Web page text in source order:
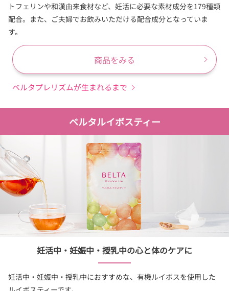
トフェリンや和漢由来食材など、妊活に必要な素材成分を179種類
配合。また、ご夫婦でお飲みいただける配合成分となっていま
す。
商品をみる
ベルタプレリズムが生まれるまで
ベルタルイボスティー
妊活中・妊娠中・授乳中の心と体のケアに
妊活中・妊娠中・授乳中におすすめな、有機ルイボスを使用した